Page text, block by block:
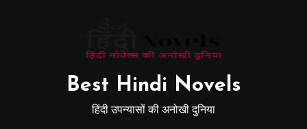
Best Hindi Novels
हिंदी उपन्यासों की अनोखी दुनिया